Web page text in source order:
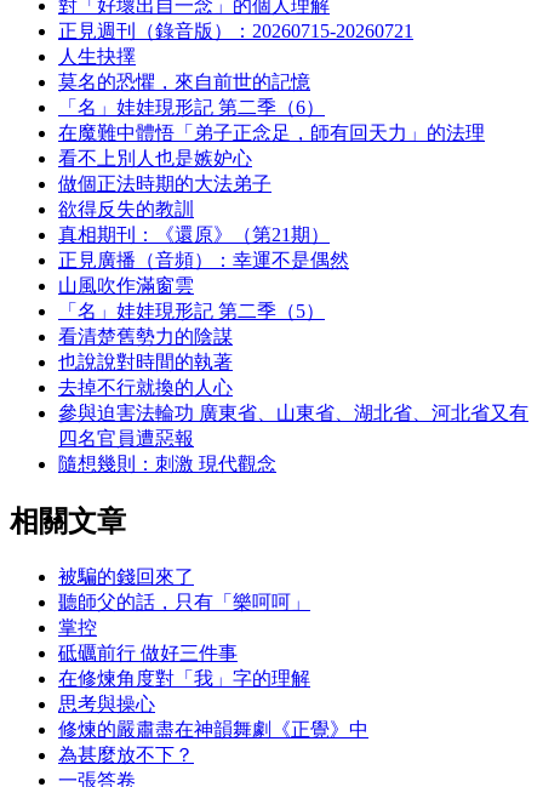
對「好壞出自一念」的個人理解
正見週刊（錄音版）：20260715-20260721
人生抉擇
莫名的恐懼，來自前世的記憶
「名」娃娃現形記 第二季（6）
在魔難中體悟「弟子正念足，師有回天力」的法理
看不上別人也是嫉妒心
做個正法時期的大法弟子
欲得反失的教訓
真相期刊：《還原》（第21期）
正見廣播（音頻）：幸運不是偶然
山風吹作滿窗雲
「名」娃娃現形記 第二季（5）
看清楚舊勢力的陰謀
也說說對時間的執著
去掉不行就換的人心
參與迫害法輪功 廣東省、山東省、湖北省、河北省又有
四名官員遭惡報
隨想幾則：刺激 現代觀念
相關文章
被騙的錢回來了
聽師父的話，只有「樂呵呵」
掌控
砥礪前行 做好三件事
在修煉角度對「我」字的理解
思考與操心
修煉的嚴肅盡在神韻舞劇《正覺》中
為甚麼放不下？
一張答卷